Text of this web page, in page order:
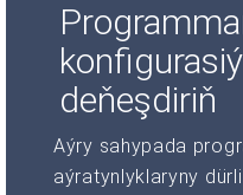
deňeşdiriň
Aýry sahypada
aýratynlyklaryny